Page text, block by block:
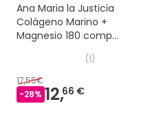
Ana Maria la Justicia
Colágeno Marino +
Magnesio 180 comp
(1)
17,55€
-28% 12,66 €